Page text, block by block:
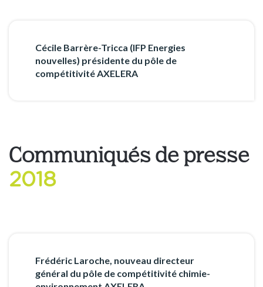
Cécile Barrère-Tricca (IFP Energies
nouvelles) présidente du pôle de
compétitivité AXELERA
Communiqués de presse
2018
Frédéric Laroche, nouveau directeur
général du pôle de compétitivité chimie-